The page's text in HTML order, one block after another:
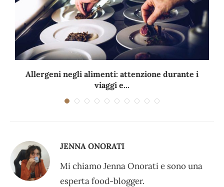
Allergeni negli alimenti: attenzione durante i
viaggi e...
JENNA ONORATI
Mi chiamo Jenna Onorati e sono una
esperta food-blogger.